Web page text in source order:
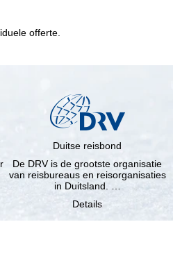
offerte.
Duitse reisbond
De DRV is de grootste organisatie
van reisbureaus en reisorganisaties
in Duitsland. …
Details